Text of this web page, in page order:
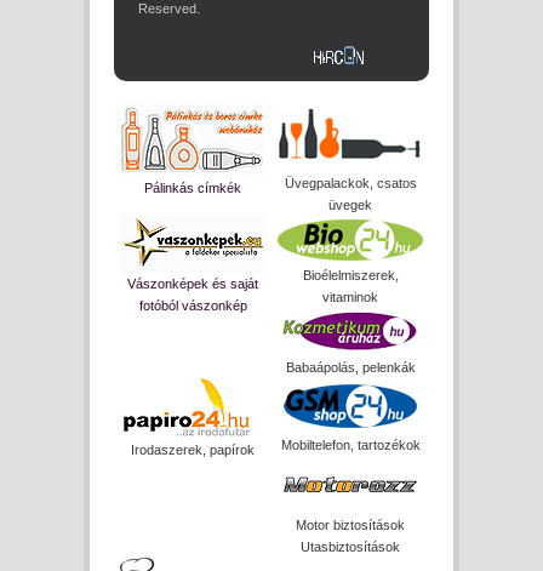
Reserved.
Pálinkás címkék
Üvegpalackok, csatos
üvegek
Vászonképek és saját
fotóból vászonkép
Bioélelmiszerek,
vitaminok
Babaápolás, pelenkák
Irodaszerek, papírok Mobiltelefon, tartozékok
Motor biztosítások
Utasbiztosítások